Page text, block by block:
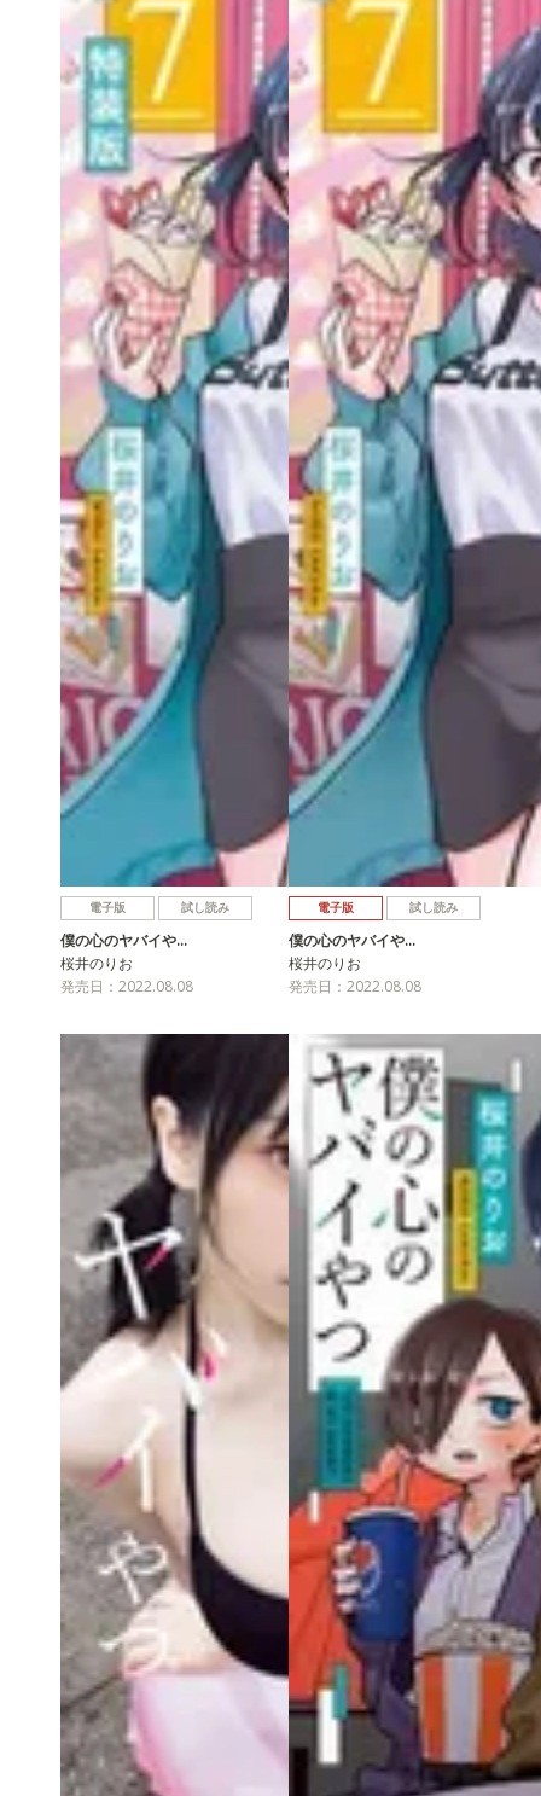
電子版 試し読み
僕の心のヤバイや…
桜井のりお
発売日：2022.08.08
電子版 試し読み
僕の心のヤバイや…
桜井のりお
発売日：2022.08.08